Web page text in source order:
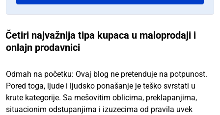
Četiri najvažnija tipa kupaca u maloprodaji i
onlajn prodavnici
Odmah na početku: Ovaj blog ne pretenduje na potpunost.
Pored toga, ljude i ljudsko ponašanje je teško svrstati u
krute kategorije. Sa mešovitim oblicima, preklapanjima,
situacionim odstupanjima i izuzecima od pravila uvek